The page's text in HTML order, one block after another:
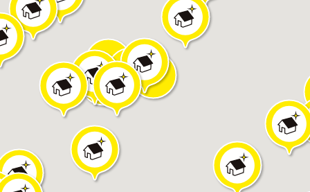
2
3 4
3